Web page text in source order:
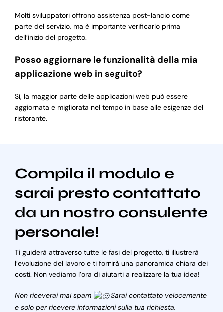
Molti sviluppatori offrono assistenza post-lancio come
parte del servizio, ma è importante verificarlo prima
dell’inizio del progetto.
Posso aggiornare le funzionalità della mia
applicazione web in seguito?
Sì, la maggior parte delle applicazioni web può essere
aggiornata e migliorata nel tempo in base alle esigenze del
ristorante.
Compila il modulo e
sarai presto contattato
da un nostro consulente
personale!
Ti guiderà attraverso tutte le fasi del progetto, ti illustrerà
l’evoluzione del lavoro e ti fornirà una panoramica chiara dei
costi. Non vediamo l’ora di aiutarti a realizzare la tua idea!
Non riceverai mai spam
Sarai contattato velocemente
e solo per ricevere informazioni sulla tua richiesta.